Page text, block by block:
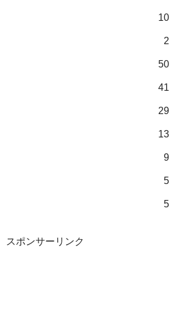
10
2
50
41
29
13
9
5
5
スポンサーリンク